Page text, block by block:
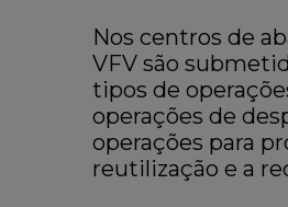
Nos centros de
VFV são
tipos de
operações de
operações para
reutilização e a